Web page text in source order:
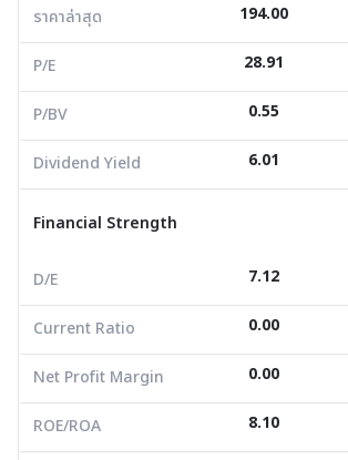
P/BV
0.55
Dividend Yield
6.01
Financial Strength
D/E 7.12
Current Ratio
Growth Metrics
Revenue Growth YoY -10.61
Revenue Growth 3Y
1.28
ราคาล่าสุด 194.00
P/E 28.91
P/BV 0.55
Dividend Yield 6.01
Financial Strength
D/E 7.12
Current Ratio 0.00
Net Profit Margin 0.00
ROE/ROA 8.10